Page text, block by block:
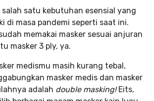
salah satu kebutuhan esensial yang
di masa pandemi seperti saat ini.
memakai masker sesuai anjuran
masker 3 ply, ya.
medismu masih kurang tebal,
masker medis dan masker
adalah double masking!Eits,